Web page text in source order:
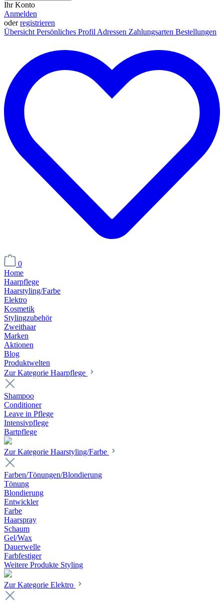
Ihr Konto
Anmelden
oderregistrieren
Übersicht Persönliches Profil Adressen Zahlungsarten Bestellungen
0
Home
Haarpflege
Haarstyling/Farbe
Elektro
Kosmetik
Stylingzubehör
Zweithaar
Marken
Aktionen
Blog
Produktwelten
Zur Kategorie Haarpflege
Shampoo
Conditioner
Leave in Pflege
Intensivpflege
Bartpflege
Zur Kategorie Haarstyling/Farbe
Farben/Tönungen/Blondierung
Tönung
Blondierung
Entwickler
Farbe
Haarspray
Schaum
Gel/Wax
Dauerwelle
Farbfestiger
Weitere Produkte Styling
Zur Kategorie Elektro